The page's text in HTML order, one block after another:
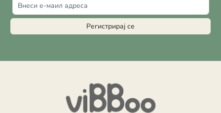
Регистрирај се